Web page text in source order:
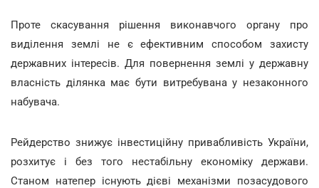
Проте скасування рішення виконавчого органу про
виділення землі не є ефективним способом захисту
державних інтересів. Для повернення землі у державну
власність ділянка має бути витребувана у незаконного
набувача.
Рейдерство знижує інвестиційну привабливість України,
розхитує і без того нестабільну економіку держави.
Станом натепер існують дієві механізми позасудового